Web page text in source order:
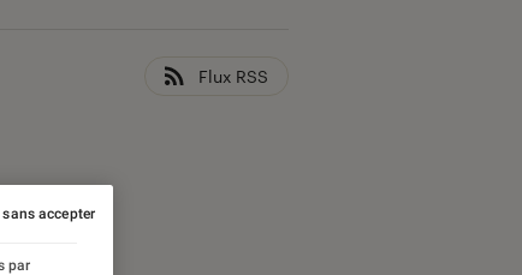
Flux RSS
par
accepter